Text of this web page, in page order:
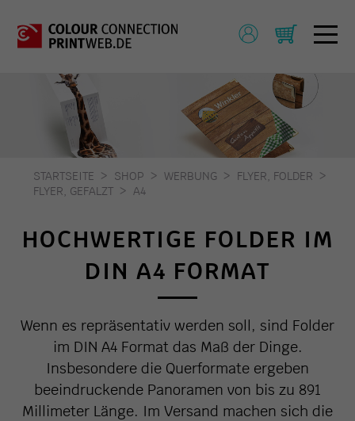
STARTSEITE SHOP WERBUNG
FLYER, FOLDER
FLYER, GEFALZT
A4
HOCHWERTIGE FOLDER IM
DIN A4 FORMAT
Wenn es repräsentativ werden soll, sind Folder
im DIN A4 Format das Maß der Dinge.
Insbesondere die Querformate ergeben
beeindruckende Panoramen von bis zu 891
Millimeter Länge. Im Versand machen sich die